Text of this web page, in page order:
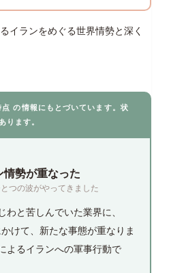
イランをめぐる世界情勢と深く
の情報にもとづいています。状
ります。
情勢が重なった
つの波がやってきました
わと苦しんでいた業界に、
けて、新たな事態が重なりま
よるイランへの軍事行動で